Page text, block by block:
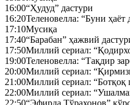
16:00“Ҳудуд” дастури
16:20Теленовелла: “Буни ҳаёт
17:10Мусиқа
17:40“Барабан” ҳажвий
17:50Миллий сериал:
19:00Теленовелла: “Тақдир
20:00Миллий сериал:
21:00Миллий сериал: “Ботқоқ
22:00Миллий сериал: